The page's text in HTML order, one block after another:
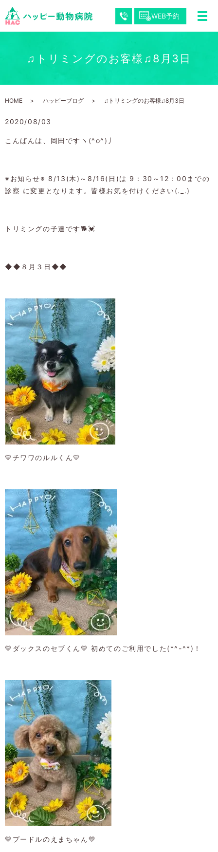
WEB予約
♫トリミングのお客様♫8月3日
HOME ハッピーブログ ♫トリミングのお客様♫8月3日
2020/08/03
こんばんは、岡田ですヽ(^o^)丿
※お知らせ※ 8/13(木)～8/16(日)は 9：30～12：00までの
診察 に変更となります。皆様お気を付けください(._.)
トリミングの子達です🐕💓
◆◆８月３日◆◆
💛チワワのルルくん💛
💛ダックスのセブくん💛 初めてのご利用でした(*^-^*)！
💛プードルのえまちゃん💛